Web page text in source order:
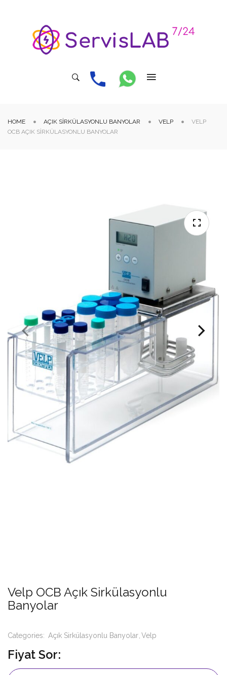
HOME AÇIK SIRKÜLASYONLU BANYOLAR VELP
VELP
OCB AÇIK SIRKÜLASYONLU BANYOLAR
Velp OCB Açık Sirkülasyonlu
Banyolar
Categories: Açık Sirkülasyonlu Banyolar Velp
Fiyat Sor: